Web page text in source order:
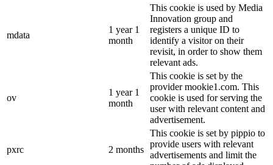
mdata
1 year 1
month
This cookie is used by Media
Innovation group and
registers a unique ID to
identify a visitor on their
revisit, in order to show them
relevant ads.
ov
1 year 1
month
This cookie is set by the
provider mookie1.com. This
cookie is used for serving the
user with relevant content and
advertisement.
pxrc 2 months
This cookie is set by pippio to
provide users with relevant
advertisements and limit the